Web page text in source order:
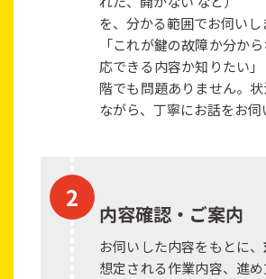
を、分かる範囲でお伺いし
「これが鍵の故障か分か
応できる内容か知りたい
階でも問題ありません。
ながら、丁寧にお話をお伺
内容確認・ご案内
お伺いした内容をもとに、
想定される作業内容、進